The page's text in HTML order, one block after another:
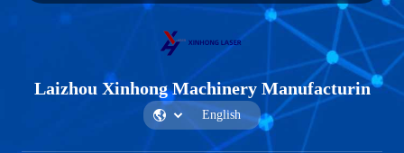
Laizhou Xinhong Machinery Manufacturin